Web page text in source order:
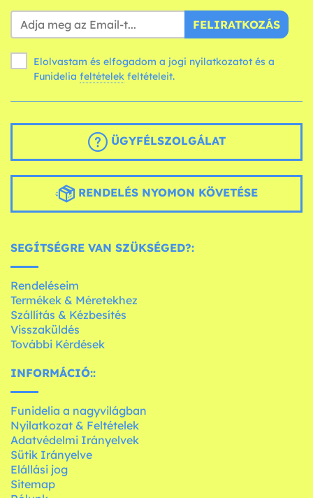
FELIRATKOZÁS
Elolvastam és elfogadom a jogi nyilatkozatot és a
Funidelia feltételek feltételeit.
ÜGYFÉLSZOLGÁLAT
RENDELÉS NYOMON KÖVETÉSE
SEGÍTSÉGRE VAN SZÜKSÉGED?:
Rendeléseim
Termékek & Méretekhez
Szállítás & Kézbesítés
Visszaküldés
További Kérdések
INFORMÁCIÓ::
Funidelia a nagyvilágban
Nyilatkozat & Feltételek
Adatvédelmi Irányelvek
Sütik Irányelve
Elállási jog
Sitemap